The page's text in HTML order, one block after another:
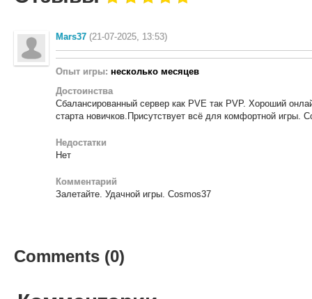
Mars37 (21-07-2025, 13:53)
Опыт игры: несколько месяцев
Достоинства
Сбалансированный сервер как PVE так PVP. Хороший
старта новичков.Присутствует всё для комфортной игры.
Недостатки
Нет
Комментарий
Залетайте. Удачной игры. Cosmos37
Comments (0)